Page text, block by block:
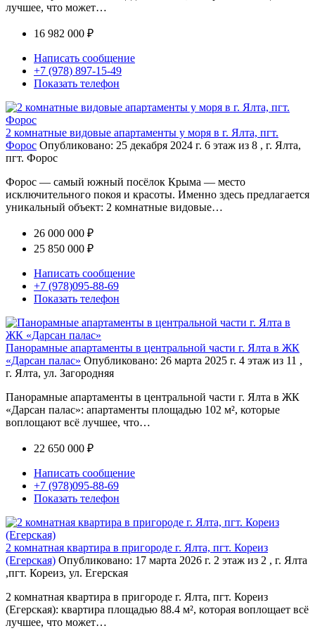
лучшее, что может…
16 982 000 ₽
Написать сообщение
+7 (978) 897-15-49
Показать телефон
2 комнатные видовые апартаменты у моря в г. Ялта, пгт.
Форос Опубликовано: 25 декабря 2024 г. 6 этаж из 8 , г. Ялта,
пгт. Форос
Форос — самый южный посёлок Крыма — место
исключительного покоя и красоты. Именно здесь предлагается
уникальный объект: 2 комнатные видовые…
26 000 000 ₽
25 850 000 ₽
Написать сообщение
+7 (978)095-88-69
Показать телефон
Панорамные апартаменты в центральной части г. Ялта в ЖК
«Дарсан палас» Опубликовано: 26 марта 2025 г. 4 этаж из 11 ,
г. Ялта, ул. Загородняя
Панорамные апартаменты в центральной части г. Ялта в ЖК
«Дарсан палас»: апартаменты площадью 102 м², которые
воплощают всё лучшее, что…
22 650 000 ₽
Написать сообщение
+7 (978)095-88-69
Показать телефон
2 комнатная квартира в пригороде г. Ялта, пгт. Кореиз
(Егерская) Опубликовано: 17 марта 2026 г. 2 этаж из 2 , г. Ялта
,пгт. Кореиз, ул. Егерская
2 комнатная квартира в пригороде г. Ялта, пгт. Кореиз
(Егерская): квартира площадью 88.4 м², которая воплощает всё
лучшее, что может…